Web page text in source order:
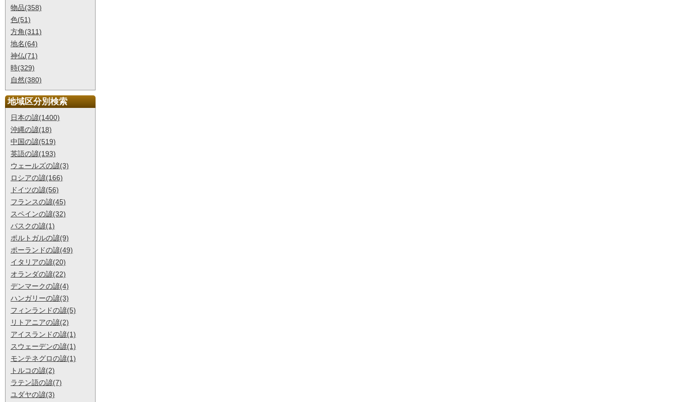
物品(358)
色(51)
方角(311)
地名(64)
神仏(71)
時(329)
自然(380)
地域区分別検索
日本の諺(1400)
沖縄の諺(18)
中国の諺(519)
英語の諺(193)
ウェールズの諺(3)
ロシアの諺(166)
ドイツの諺(56)
フランスの諺(45)
スペインの諺(32)
バスクの諺(1)
ポルトガルの諺(9)
ポーランドの諺(49)
イタリアの諺(20)
オランダの諺(22)
デンマークの諺(4)
ハンガリーの諺(3)
フィンランドの諺(5)
リトアニアの諺(2)
アイスランドの諺(1)
スウェーデンの諺(1)
モンテネグロの諺(1)
トルコの諺(2)
ラテン語の諺(7)
ユダヤの諺(3)